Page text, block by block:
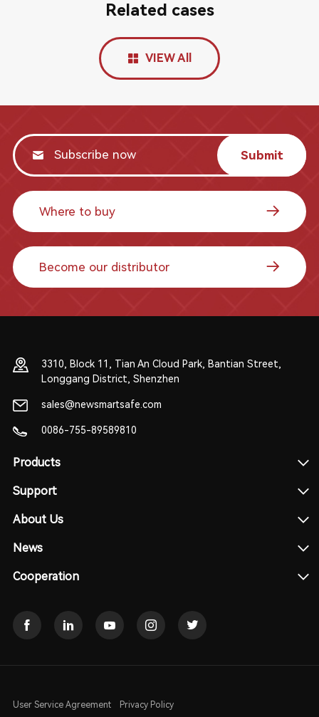
Related cases
VIEW All
Submit
Where to buy
Become our distributor
3310, Block 11, Tian An Cloud Park, Bantian Street,
Longgang District, Shenzhen
sales@newsmartsafe.com
0086-755-89589810
Products
Support
About Us
News
Cooperation
User Service Agreement Privacy Policy